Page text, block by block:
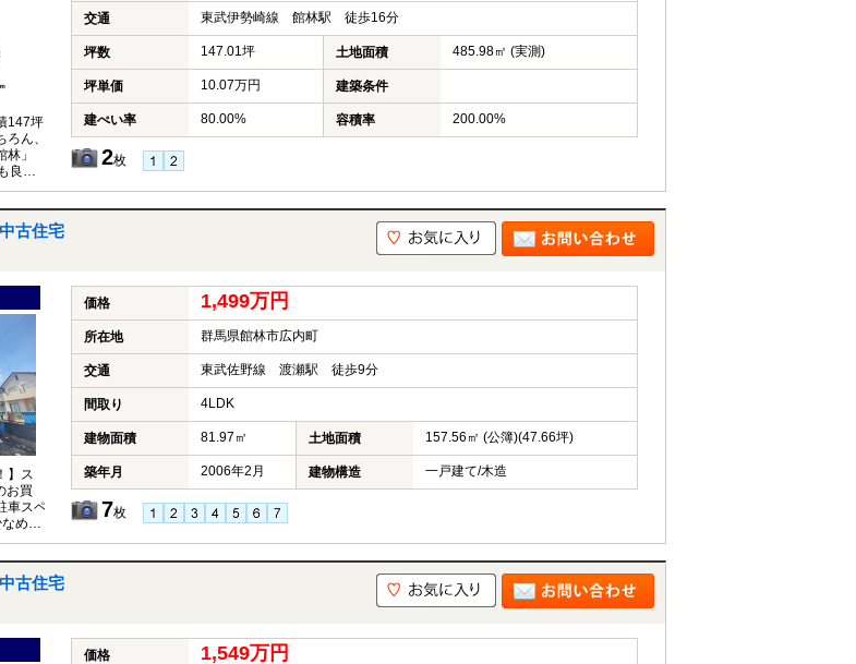
147坪
ん、
」
良い
くだ
交通 東武伊勢崎線 館林駅 徒歩16分
坪数 147.01坪 土地面積 485.98㎡ (実測)
坪単価 10.07万円 建築条件
建ぺい率 80.00% 容積率 200.00%
2枚
古住宅
】ス
お買
車スペ
めも
ちょ
価格 1,499万円
所在地 群馬県館林市広内町
交通 東武佐野線 渡瀬駅 徒歩9分
間取り 4LDK
建物面積 81.97㎡ 土地面積 157.56㎡ (公簿)(47.66坪)
築年月 2006年2月 建物構造 一戸建て/木造
7枚
古住宅
価格 1,549万円